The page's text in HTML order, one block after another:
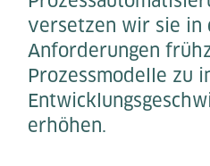
versetzen wir sie in
Anforderungen
Prozessmodelle zu
erhöhen.